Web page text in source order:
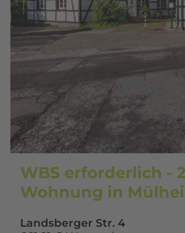
WBS erforderlich -
Wohnung in
Landsberger Str. 4